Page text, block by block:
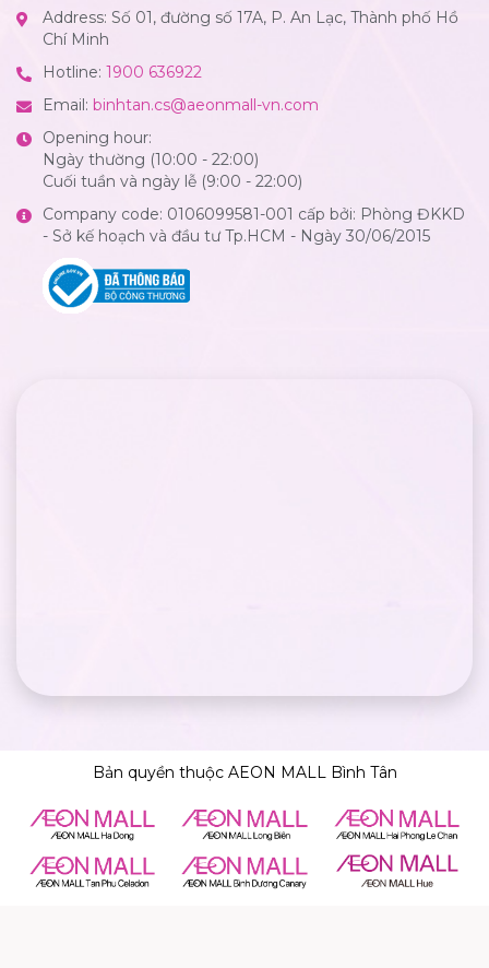
Address: Số 01, đường số 17A, P. An Lạc, Thành phố Hồ
Chí Minh
Hotline: 1900 636922
Email: binhtan.cs@aeonmall-vn.com
Opening hour:
Ngày thường (10:00 - 22:00)
Cuối tuần và ngày lễ (9:00 - 22:00)
Company code: 0106099581-001 cấp bởi: Phòng ĐKKD
- Sở kế hoạch và đầu tư Tp.HCM - Ngày 30/06/2015
Bản quyền thuộc AEON MALL Bình Tân